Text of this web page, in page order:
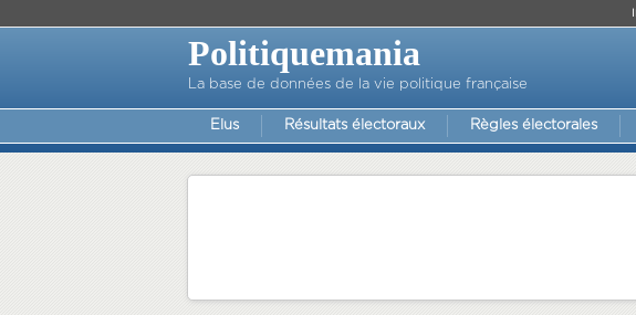
Politiquemania
La base de données de la vie politique française
Elus Résultats électoraux Règles électorales